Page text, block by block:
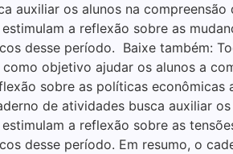
auxiliar os alunos na
a reflexão sobre as
desse período. Baixe também:
objetivo ajudar os alunos a
sobre as políticas
de atividades busca auxiliar
a reflexão sobre as
desse período. Em resumo, o